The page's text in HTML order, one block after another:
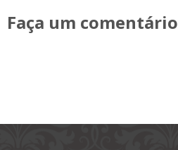
Faça um comentário